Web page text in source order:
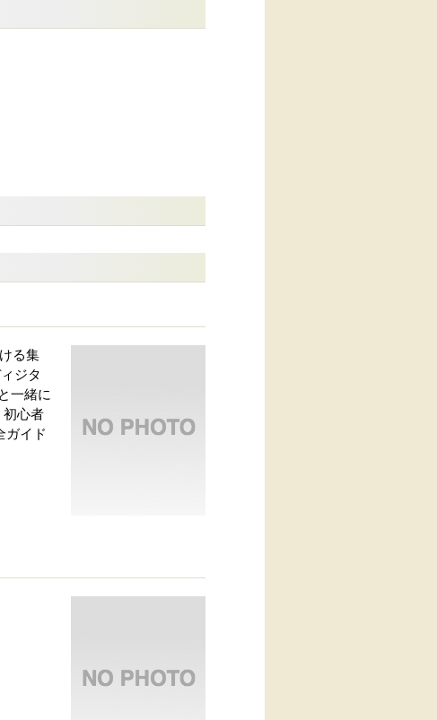
る集
ジタ
一緒に
初心者
ガイド